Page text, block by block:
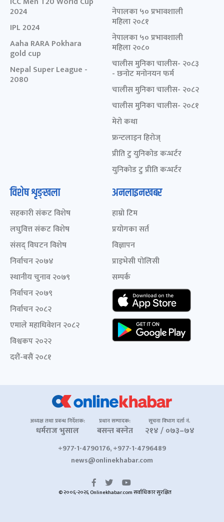
2024
IPL 2024
Aaha RARA Pokhara
gold cup
Nepal Super League -
2080
नेपालका ५० प्रभावशाली
महिला २०८१
नेपालका ५० प्रभावशाली
महिला २०८०
चालीस मुनिका चालीस- २०८३
- छनोट मनोनयन फर्म
चालीस मुनिका चालीस- २०८२
चालीस मुनिका चालीस- २०८१
मेरो कथा
फ्रन्टलाइन हिरोज्
प्रीति टु युनिकोड कन्भर्टर
युनिकोड टु प्रीति कन्भर्टर
विशेष शृङ्खला
सहकारी संकट विशेष
लघुवित्त संकट विशेष
संसद् विघटन विशेष
निर्वाचन २०७४
स्थानीय चुनाव २०७९
निर्वाचन २०७९
निर्वाचन २०८२
एमाले महाधिवेशन २०८२
विश्वकप २०२२
दशैं-बसैं २०८१
अनलाइनखबर
हाम्रो टिम
प्रयोगका सर्त
विज्ञापन
प्राइभेसी पोलिसी
सम्पर्क
अध्यक्ष तथा प्रबन्ध निर्देशक:
धर्मराज भुसाल
प्रधान सम्पादक:
बसन्त बस्नेत
सूचना विभाग दर्ता नं.
२१४ / ०७३–७४
+977-1-4790176, +977-1-4796489
news@onlinekhabar.com
© २००६-२०२६ Onlinekhabar.com सर्वाधिकार सुरक्षित